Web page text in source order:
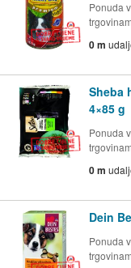
Ponuda
0 m
Sheba
4×85 g
Ponuda
0 m
Dein
Ponuda